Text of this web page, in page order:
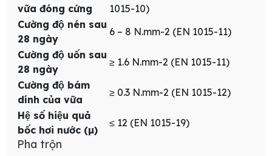
vữa đóng cứng
1015-10)
Cường độ nén sau
28 ngày
6 – 8 N.mm-2 (EN 1015-11)
Cường độ uốn sau
28 ngày
≥ 1.6 N.mm-2 (EN 1015-11)
Cường độ bám
dính của vữa
≥ 0.3 N.mm-2 (EN 1015-12)
Hệ số hiệu quả
bốc hơi nước (µ)
≤ 12 (EN 1015-19)
Pha trộn